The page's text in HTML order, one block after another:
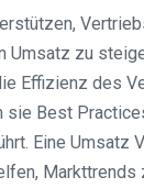
Umsatz zu
Effizienz des
sie Best
Eine Umsatz
Markttrends